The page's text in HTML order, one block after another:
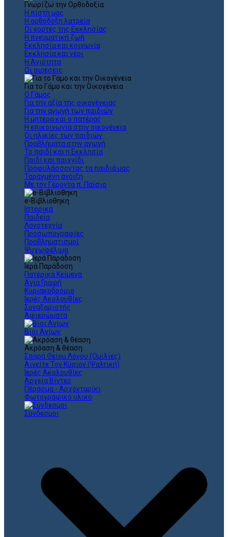
Γνωρίζω την Ορθοδοξία
Η πίστη μας
Η ορθόδοξη λατρεία
Οι εορτές της Εκκλησίας
Η πνευματική ζωή
Εκκλησία και κοινωνία
Εκκλησία και νέοι
Η Αγιότητα
Οι αιρέσεις
Για το Γάμο και την Οικογένεια
Ο Γάμος
Για την αξία της οικογένειας
Για την αγωγή των παιδιών
Η μητέρα και ο πατέρας
Η επικοινωνία στην οικογένεια
Οι ηλικίες των παιδιών
Προβλήματα στην αγωγή
Το παιδί και η Εκκλησία
Παιδί και παιχνίδι
Προφυλάσσοντας τα παιδιά μας
Ταραγμένη άνοιξη
Με τον Γέροντα π. Παϊσιο
e-Βιβλιοθηκη
Ιστορικά
Παιδεία
Λογοτεχνία
Προσωπογραφίες
Προβληματισμοί
Ψυχωφέλιμα
Ιερά Παράδοση
Πατερικά Κείμενα
Αγία Γραφή
Κυριακοδρόμιο
Ιερές Ακολουθίες
Συναξαριστής
Αφιερώματα
Βίοι Αγίων
Ακρόαση & θέαση
Σπορά Θείου Λόγου (Ομιλίες)
Αινείτε Τον Κύριον (Ψαλτική)
Ιερές Ακολουθίες
Αρχεία Βίντεο
Πέρασμα - Αρχονταρίκι
Φωτογραφικό υλικό
Σύνδεσμοι